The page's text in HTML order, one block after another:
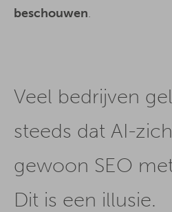
beschouwen.
Veel bedrijven
steeds dat AI-
gewoon SEO
Dit is een illusie.